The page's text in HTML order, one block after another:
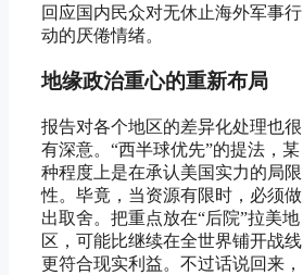
回应国内民众对无休止海外军事行
动的厌倦情绪。
地缘政治重心的重新布局
报告对各个地区的差异化处理也很
有深意。“西半球优先”的提法，某
种程度上是在承认美国实力的局限
性。毕竟，当资源有限时，必须做
出取舍。把重点放在“后院”拉美地
区，可能比继续在全世界铺开战线
更符合现实利益。不过话说回来，